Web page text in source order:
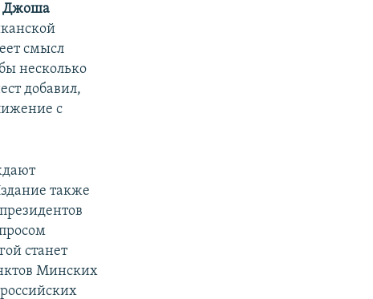
Джоша
смысл
несколько
добавил,
с
также
станет
Минских